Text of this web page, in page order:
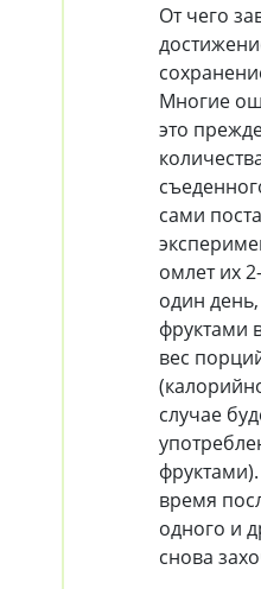
От чего
Многие
это
сами
омлет их
один
фруктами
вес
случае
время
одного и
снова